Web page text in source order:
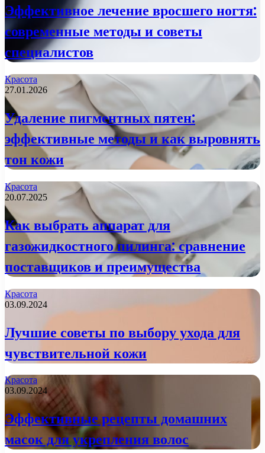
Эффективное лечение вросшего ногтя:
современные методы и советы
специалистов
Красота
27.01.2026
Удаление пигментных пятен:
эффективные методы и как выровнять
тон кожи
Красота
20.07.2025
Как выбрать аппарат для
газожидкостного пилинга: сравнение
поставщиков и преимущества
Красота
03.09.2024
Лучшие советы по выбору ухода для
чувствительной кожи
Красота
03.09.2024
Эффективные рецепты домашних
масок для укрепления волос